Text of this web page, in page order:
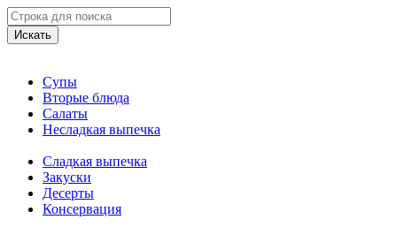
Искать
Супы
Вторые блюда
Салаты
Несладкая выпечка
Сладкая выпечка
Закуски
Десерты
Консервация